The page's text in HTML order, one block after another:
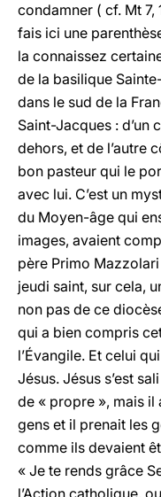
condamner ( cf. Mt 7,
fais ici une
la connaissez
de la basilique
dans le sud de la
Saint-Jacques : d’un
dehors, et de l’autre
bon pasteur qui le
avec lui. C’est un
du Moyen-âge qui
images, avaient
père Primo
jeudi saint, sur cela,
non pas de ce
qui a bien compris
l’Évangile. Et celui
Jésus. Jésus s’est
de « propre », mais il
gens et il prenait les
comme ils devaient
« Je te rends grâce
l’Action catholique,